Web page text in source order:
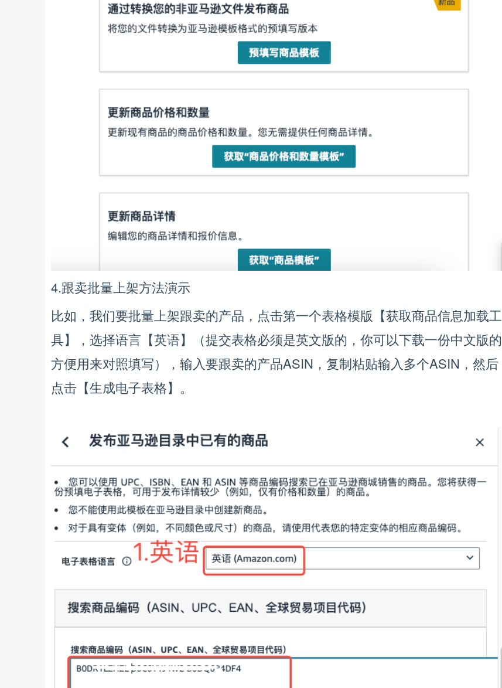
4.跟卖批量上架方法演示
比如 ， 我们要批量上架跟卖的产品 ， 点击第一个表格模版 【获取商品信息加载工
具】， 选择语言 【英语】（提交表格必须是英文版的 ， 你可以下载一份中文版的
方便用来对照填写）， 输入要跟卖的产品ASIN， 复制粘贴输入多个ASIN， 然后
点击 【生成电子表格】。